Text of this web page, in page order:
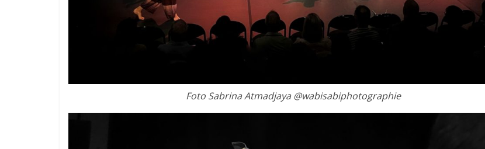
Foto Sabrina Atmadjaya @wabisabiphotographie